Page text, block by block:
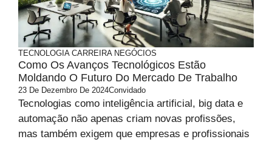
TECNOLOGIA CARREIRA NEGÓCIOS
Como Os Avanços Tecnológicos Estão
Moldando O Futuro Do Mercado De Trabalho
23 De Dezembro De 2024Convidado
Tecnologias como inteligência artificial, big data e
automação não apenas criam novas profissões,
mas também exigem que empresas e profissionais